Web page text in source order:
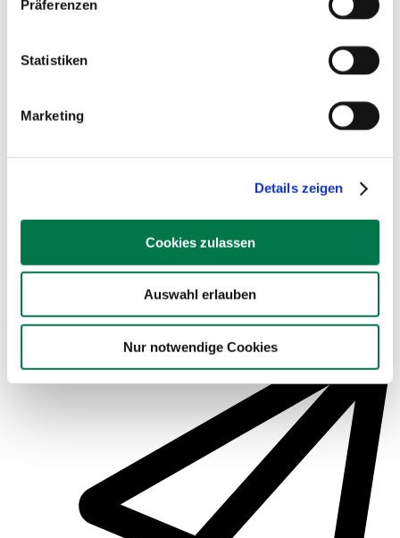
Präferenzen
Statistiken
Marketing
Details zeigen
Cookies zulassen
Auswahl erlauben
Nur notwendige Cookies